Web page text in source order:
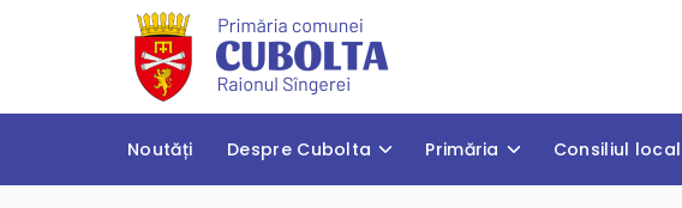
Noutăți Despre Cubolta Primăria Consiliul local